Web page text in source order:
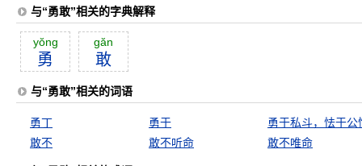
与“勇敢”相关的字典解释
yŏng
勇
găn
敢
与“勇敢”相关的词语
勇丁 勇于
勇于私斗，怯于公
敢不
敢不听命 敢不唯命